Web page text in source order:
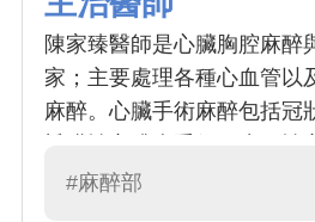
陳家臻醫師是心臟胸腔麻醉
家；主要處理各種心血管以
麻醉。心臟手術麻醉包括冠
醉。胸腔手術麻醉則包括了
#麻醉部